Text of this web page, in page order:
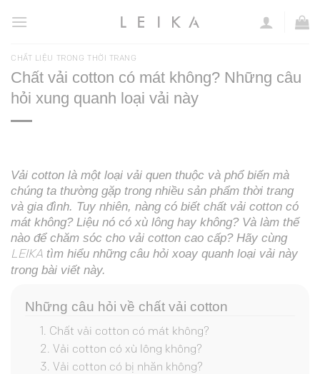
đến
dungCHẤT LIỆU TRONG THỜI TRANG
Chất vải cotton có mát không? Những câu
hỏi xung quanh loại vải này
Vải cotton là một loại vải quen thuộc và phổ biến mà
chúng ta thường gặp trong nhiều sản phẩm thời trang
và gia đình. Tuy nhiên, nàng có biết chất vải cotton có
mát không? Liệu nó có xù lông hay không? Và làm thế
nào để chăm sóc cho vải cotton cao cấp? Hãy cùng
LEIKA tìm hiểu những câu hỏi xoay quanh loại vải này
trong bài viết này.
Những câu hỏi về chất vải cotton
Chất vải cotton có mát không?
Vải cotton có xù lông không?
Vải cotton có bị nhăn không?